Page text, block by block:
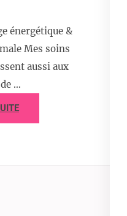
énergétique &
Mes soins
aussi aux
…